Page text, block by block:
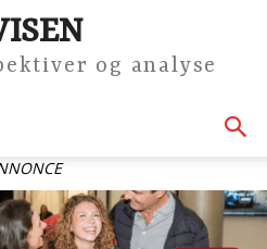
og analyse